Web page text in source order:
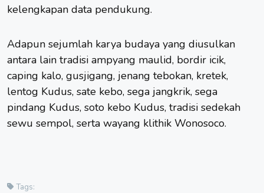
kelengkapan data pendukung.
Adapun sejumlah karya budaya yang diusulkan
antara lain tradisi ampyang maulid, bordir icik,
caping kalo, gusjigang, jenang tebokan, kretek,
lentog Kudus, sate kebo, sega jangkrik, sega
pindang Kudus, soto kebo Kudus, tradisi sedekah
sewu sempol, serta wayang klithik Wonosoco.
Tags: